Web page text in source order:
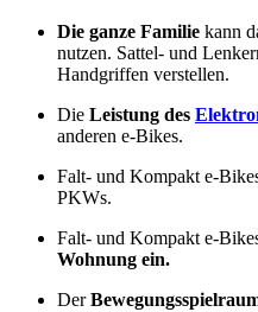
Die ganze Familie kann
nutzen. Sattel- und
Handgriffen verstellen.
Die Leistung des
anderen e-Bikes.
Falt- und Kompakt e-
PKWs.
Falt- und Kompakt e-
Wohnung ein.
Der